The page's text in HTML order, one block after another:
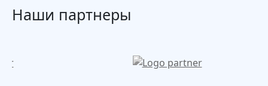
Наши партнеры